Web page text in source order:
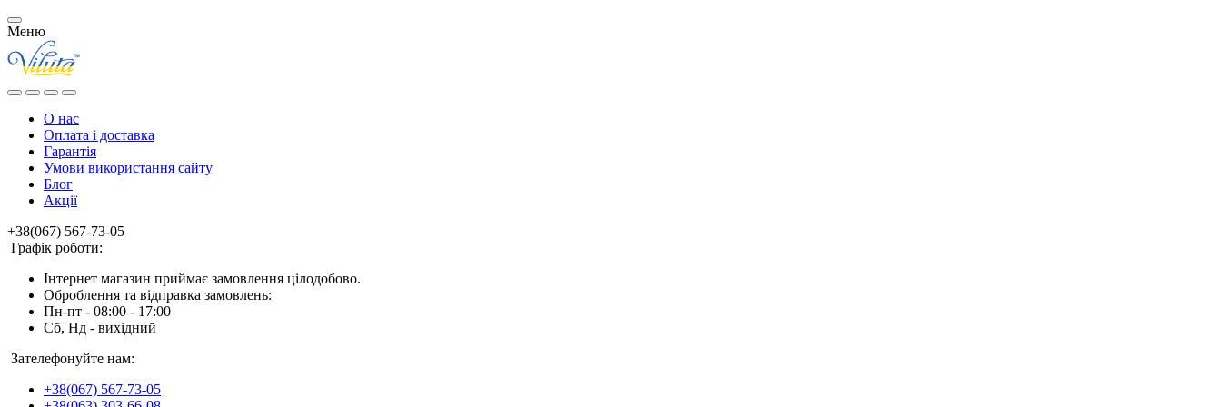
Меню
О нас
Оплата і доставка
Гарантія
Умови використання сайту
Блог
Акції
+38(067) 567-73-05
Графік роботи:
Інтернет магазин приймає замовлення цілодобово.
Оброблення та відправка замовлень:
Пн-пт - 08:00 - 17:00
Сб, Нд - вихідний
Зателефонуйте нам:
+38(067) 567-73-05